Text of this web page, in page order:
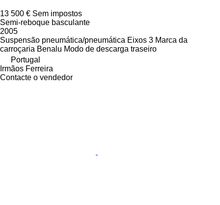
13 500 € Sem impostos
Semi-reboque basculante
2005
Suspensão pneumática/pneumática Eixos 3 Marca da
carroçaria Benalu Modo de descarga traseiro
Portugal
Irmãos Ferreira
Contacte o vendedor